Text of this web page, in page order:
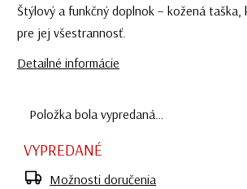
Štýlový a funkčný doplnok – kožená taška,
pre jej všestrannosť.
Detailné informácie
Položka bola vypredaná…
VYPREDANÉ
Možnosti doručenia